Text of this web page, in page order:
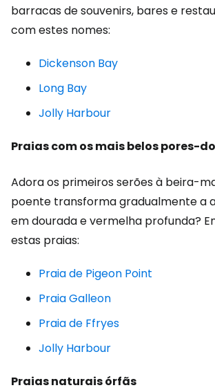
barracas de souvenirs, bares e
com estes nomes:
Dickenson Bay
Long Bay
Jolly Harbour
Praias com os mais belos pores-
Adora os primeiros serões à beira-
poente transforma gradualmente a
em dourada e vermelha profunda?
estas praias:
Praia de Pigeon Point
Praia Galleon
Praia de Ffryes
Jolly Harbour
Praias naturais órfãs